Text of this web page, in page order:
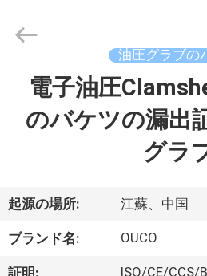
品
ビ
2020
INTERNATIONAL
油圧グラブの
電子油圧
のバケツの漏出
グラ
起源の場所: 江蘇、中国
ブランド名: OUCO
ISO/CE/CCS/